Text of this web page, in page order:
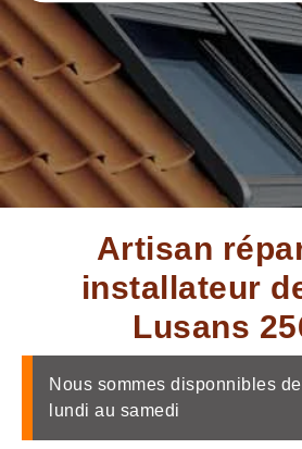
Artisan
installateur
Lusans
Nous sommes disponnibles
lundi au samedi